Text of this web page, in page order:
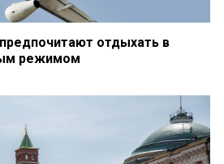
отдыхать в
режимом